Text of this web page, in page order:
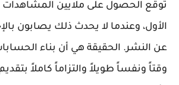
توقع الحصول على ملايين المشاهدات
الأول، وعندما لا يحدث ذلك يصابون
عن النشر. الحقيقة هي أن بناء
وقتاً ونفساً طويلاً والتزاماً كاملاً